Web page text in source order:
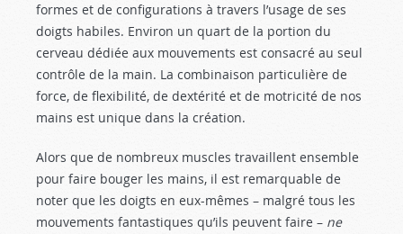
formes et de configurations à travers l’usage de ses
doigts habiles. Environ un quart de la portion du
cerveau dédiée aux mouvements est consacré au seul
contrôle de la main. La combinaison particulière de
force, de flexibilité, de dextérité et de motricité de nos
mains est unique dans la création.
Alors que de nombreux muscles travaillent ensemble
pour faire bouger les mains, il est remarquable de
noter que les doigts en eux-mêmes – malgré tous les
mouvements fantastiques qu’ils peuvent faire – ne